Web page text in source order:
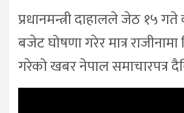
प्रधानमन्त्री दाहालले जेठ १५
बजेट घोषणा गरेर मात्र राजीनामा
गरेको खबर नेपाल समाचारपत्र